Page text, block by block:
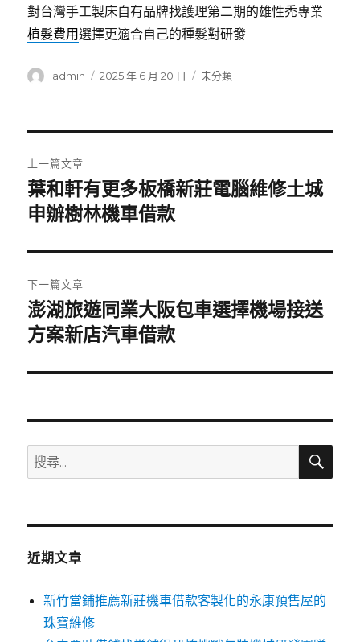
對台灣手工製床自有品牌找護理第二期的雄性禿專業
植髮費用選擇更適合自己的種髮對研發
作
admin
發
2025 年 6 月 20 日
分
未分類
章
導
覽
上一篇文章
上
一
文
章:
葉和軒有更多板橋新莊電腦維修土城
申辦樹林機車借款
下一篇文章
下
一
文
澎湖旅遊同業大阪包車選擇機場接送
方案新店汽車借款
搜
尋
鍵
搜
近期文章
新竹當鋪推薦新莊機車借款客製化的永康預售屋的
珠寶維修